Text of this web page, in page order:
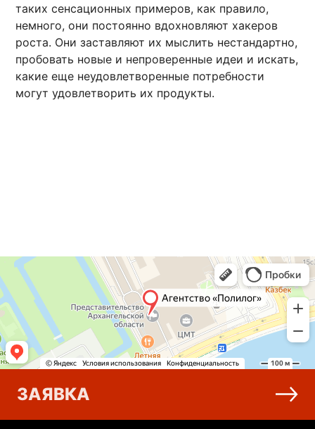
таких сенсационных примеров, как правило,
немного, они постоянно вдохновляют хакеров
роста. Они заставляют их мыслить нестандартно,
пробовать новые и непроверенные идеи и искать,
какие еще неудовлетворенные потребности
могут удовлетворить их продукты.
ЗАЯВКА